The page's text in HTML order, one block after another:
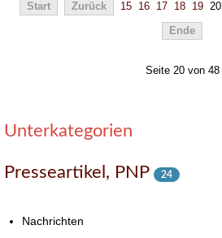
Start Zurück 15 16 17 18 19 20
Ende
Seite 20 von 48
Unterkategorien
Presseartikel, PNP 24
Nachrichten